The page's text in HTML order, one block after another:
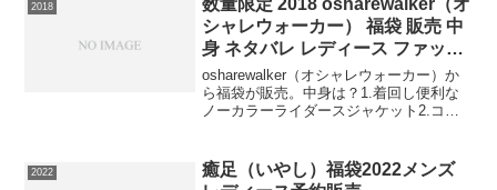
ット・Tシャツ・ショー...
2018
シャレウォーカー） 福袋 販売 中
身 ネタバレ レディース ファッシ
ョン
osharewalker（オシャレウォーカー）か
ら福袋が販売。中身は？1.着回し便利な
ノーカラーライダースジャケット2.コー
マンニット4.お洒落シルエットで気分
も...
2022
癒足（いやし）福袋2022メンズ